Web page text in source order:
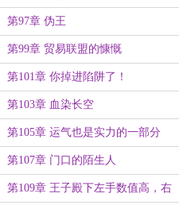
第97章 伪王
第99章 贸易联盟的慷慨
第101章 你掉进陷阱了！
第103章 血染长空
第105章 运气也是实力的一部分
第107章 门口的陌生人
第109章 王子殿下左手数值高，右